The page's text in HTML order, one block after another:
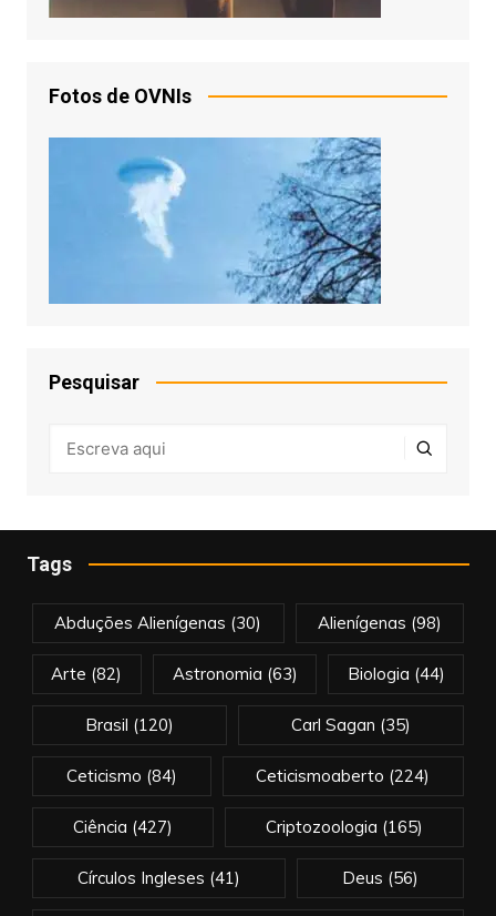
Fotos de OVNIs
Pesquisar
Tags
Abduções Alienígenas (30) Alienígenas (98)
Arte (82) Astronomia (63) Biologia (44)
Brasil (120) Carl Sagan (35)
Ceticismo (84) Ceticismoaberto (224)
Ciência (427) Criptozoologia (165)
Círculos Ingleses (41) Deus (56)